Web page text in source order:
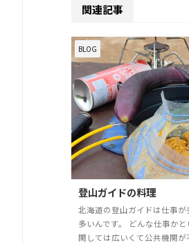
関連記事
BLOG
登山ガイドの料理
北海道の登山ガイドは仕事
多いんです。 どんな仕事か
関しては広いくて公共機関